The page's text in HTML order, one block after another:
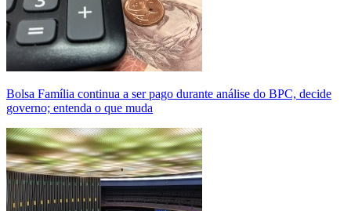
Bolsa Família continua a ser pago durante análise do BPC, decide
governo; entenda o que muda